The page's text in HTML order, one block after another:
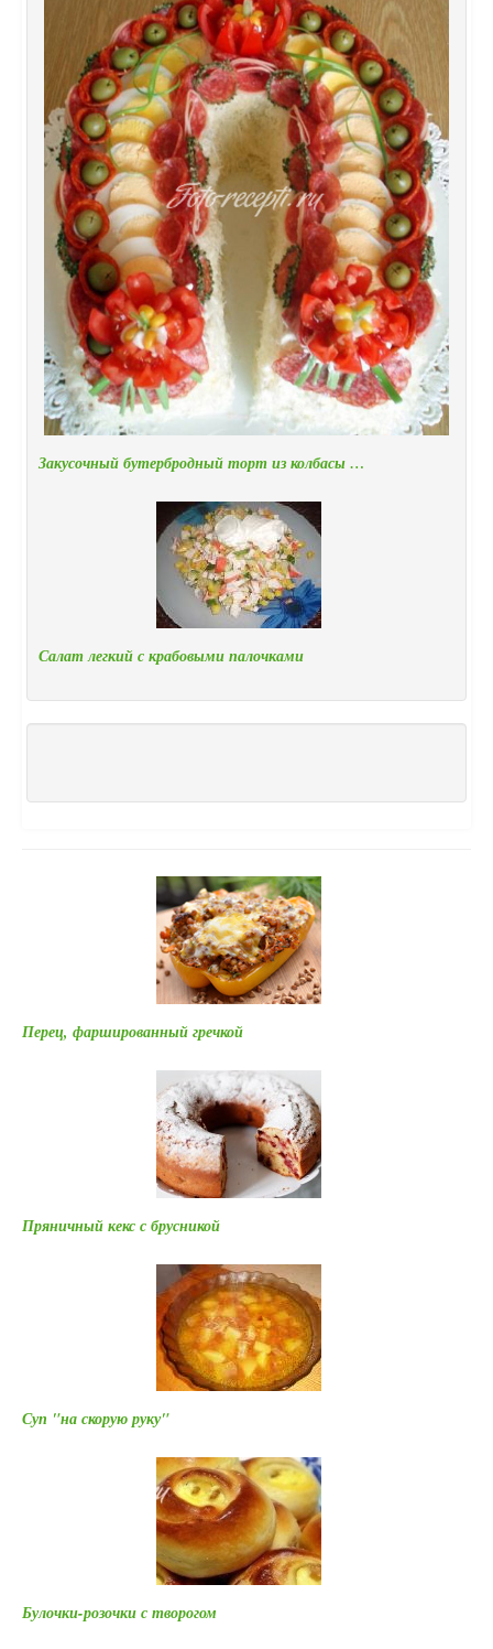
Закусочный бутербродный торт из колбасы …
Салат легкий с крабовыми палочками
Перец, фаршированный гречкой
Пряничный кекс с брусникой
Суп "на скорую руку"
Булочки-розочки с творогом